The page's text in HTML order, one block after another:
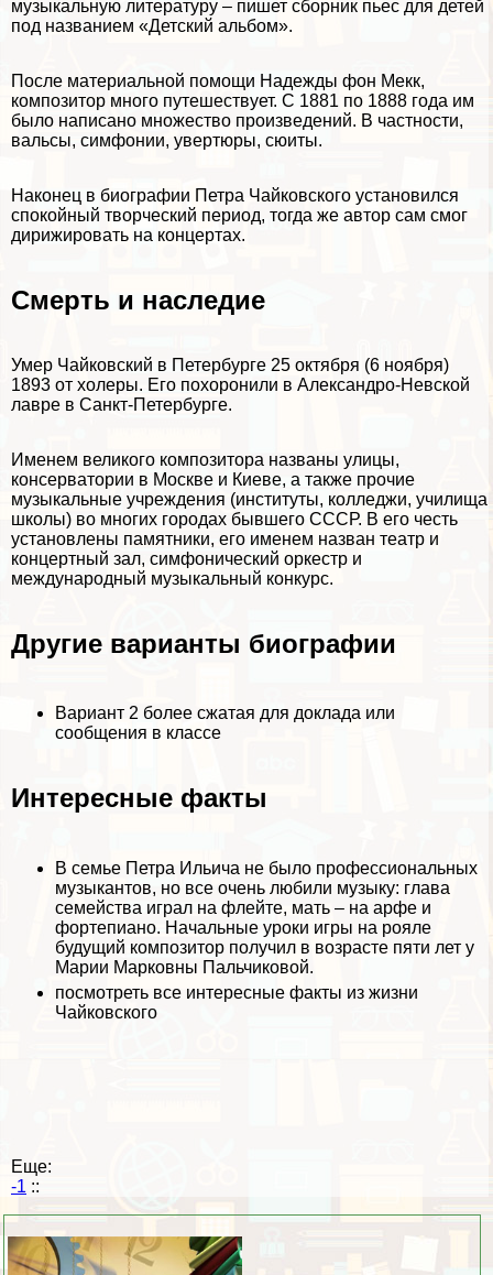
музыкальную литературу – пишет сборник пьес для детей
под названием «Детский альбом».
После материальной помощи Надежды фон Мекк,
композитор много путешествует. С 1881 по 1888 года им
было написано множество произведений. В частности,
вальсы, симфонии, увертюры, сюиты.
Наконец в биографии Петра Чайковского установился
спокойный творческий период, тогда же автор сам смог
дирижировать на концертах.
Cмepть и наследие
Умер Чайковский в Петербурге 25 октября (6 ноября)
1893 от холеры. Его похоронили в Александро-Невской
лавре в Санкт-Петербурге.
Именем великого композитора названы улицы,
консерватории в Москве и Киеве, а также прочие
музыкальные учреждения (институты, колледжи, училища
школы) во многих городах бывшего СССР. В его честь
установлены памятники, его именем назван театр и
концертный зал, симфонический оркестр и
международный музыкальный конкурс.
Другие варианты биографии
Вариант 2 более сжатая для доклада или
сообщения в классе
Интересные факты
В семье Петра Ильича не было профессиональных
музыкантов, но все очень любили музыку: глава
семейства играл на флейте, мать – на арфе и
фортепиано. Начальные уроки игры на рояле
будущий композитор получил в возрасте пяти лет у
Марии Марковны Пальчиковой.
посмотреть все интересные факты из жизни
Чайковского
Еще:
-1 ::